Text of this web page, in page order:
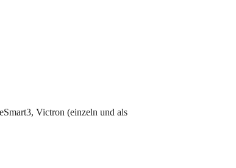
Victron (einzeln und als